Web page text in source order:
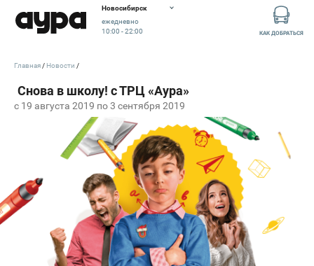
Новосибирск
ежедневно
10:00 - 22:00
КАК ДОБРАТЬСЯ
c 19 августа 2019 по 3 сентября 2019
Главная Новости